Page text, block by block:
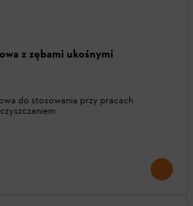
z zębami ukośnymi
do stosowania przy pracach